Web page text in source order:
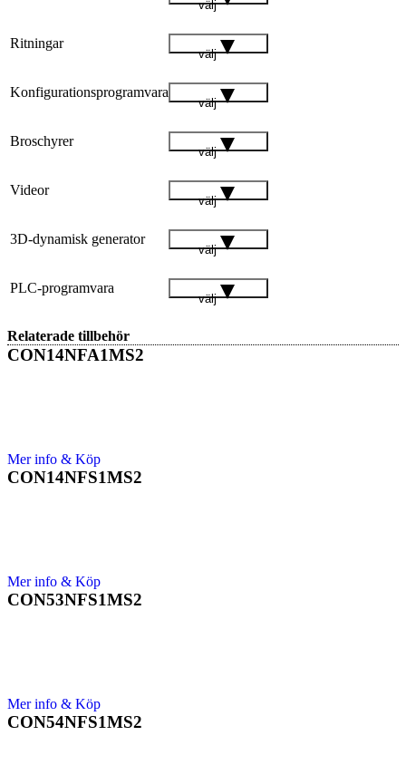
välj
Ritningar
välj
Konfigurationsprogramvara
välj
Broschyrer
välj
Videor
välj
3D-dynamisk generator
välj
PLC-programvara
välj
Relaterade tillbehör
CON14NFA1MS2
Mer info & Köp
CON14NFS1MS2
Mer info & Köp
CON53NFS1MS2
Mer info & Köp
CON54NFS1MS2